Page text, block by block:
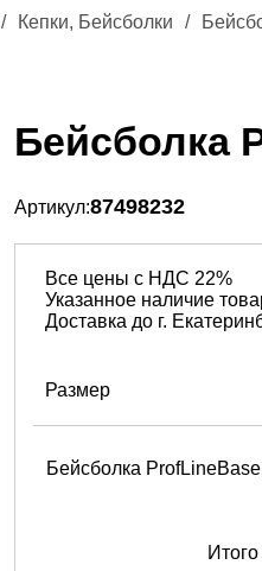
/ Кепки, Бейсболки /
Бейсболка
Артикул:87498232
Все цены с НДС 22%
Указанное наличие
Доставка до г.
Размер
Бейсболка